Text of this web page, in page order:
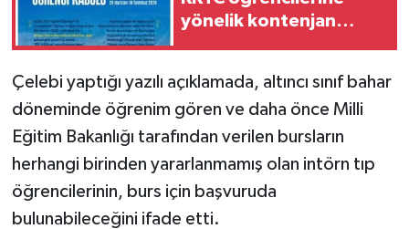
yönelik kontenjan
Çelebi yaptığı yazılı açıklamada, altıncı sınıf bahar
döneminde öğrenim gören ve daha önce Milli
Eğitim Bakanlığı tarafından verilen bursların
herhangi birinden yararlanmamış olan intörn tıp
öğrencilerinin, burs için başvuruda
bulunabileceğini ifade etti.
ÖZEL HABER
SİYASET
SPOR